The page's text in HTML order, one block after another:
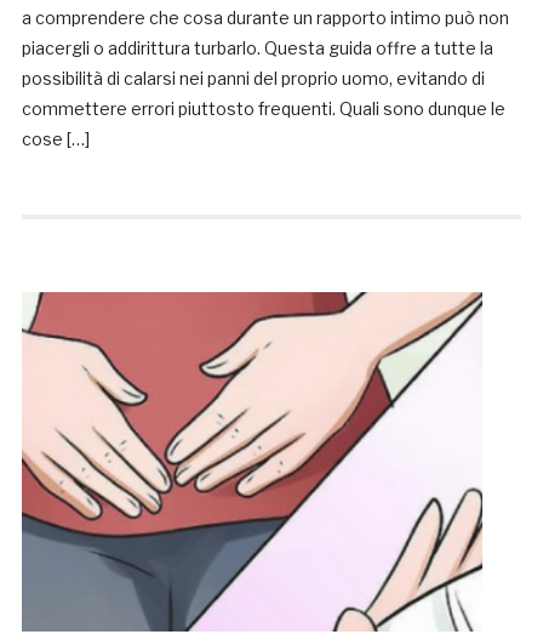
a comprendere che cosa durante un rapporto intimo può non
piacergli o addirittura turbarlo. Questa guida offre a tutte la
possibilità di calarsi nei panni del proprio uomo, evitando di
commettere errori piuttosto frequenti. Quali sono dunque le
cose […]